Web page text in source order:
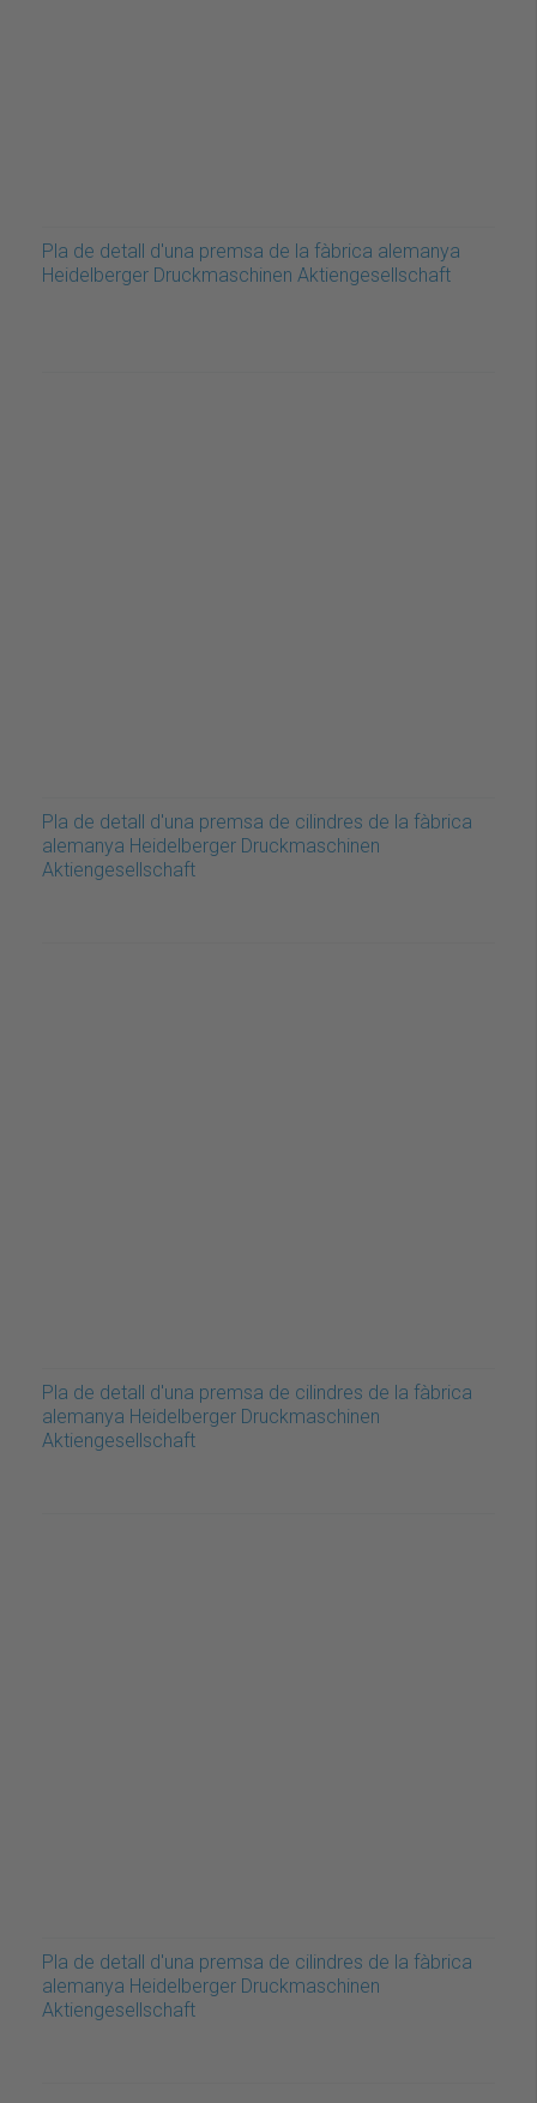
Pla de detall d'una premsa de la fàbrica alemanya
Heidelberger Druckmaschinen Aktiengesellschaft
Pla de detall d'una premsa de cilindres de la fàbrica
alemanya Heidelberger Druckmaschinen
Aktiengesellschaft
Pla de detall d'una premsa de cilindres de la fàbrica
alemanya Heidelberger Druckmaschinen
Aktiengesellschaft
Pla de detall d'una premsa de cilindres de la fàbrica
alemanya Heidelberger Druckmaschinen
Aktiengesellschaft